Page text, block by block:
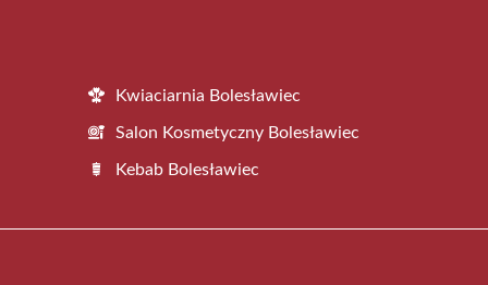
Kwiaciarnia Bolesławiec
Salon Kosmetyczny Bolesławiec
Kebab Bolesławiec